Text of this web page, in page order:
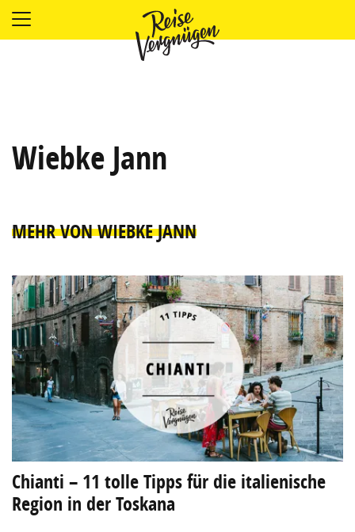
LÄNDER
Wiebke Jann
MEHR VON WIEBKE JANN
Chianti – 11 tolle Tipps für die italienische
Region in der Toskana